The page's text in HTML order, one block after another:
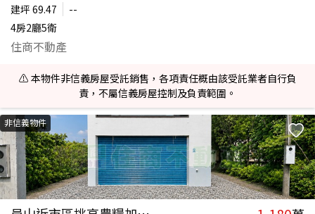
建坪 69.47
--
4房2廳5衛
住商不動產
⚠️ 本物件非信義房屋受託銷售，各項責任概由該受託業者自行負
責，不屬信義房屋控制及負責範圍。
非信義物件